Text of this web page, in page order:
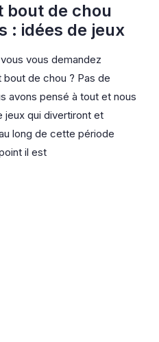
bout de chou
: idées de jeux
vous demandez
de chou ? Pas de
avons pensé à tout et nous
jeux qui divertiront et
long de cette période
il est